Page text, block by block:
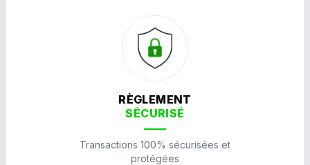
RÈGLEMENT
SÉCURISÉ
Transactions 100% sécurisées et
protégées